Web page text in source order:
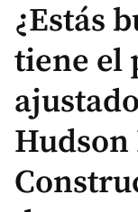
¿Estás
tiene el